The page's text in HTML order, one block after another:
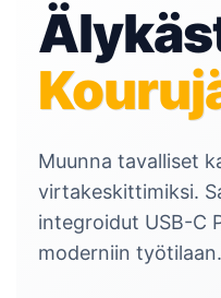
Muunna tavalliset
virtakeskittimiksi.
integroidut USB-C
moderniin työtilaan.